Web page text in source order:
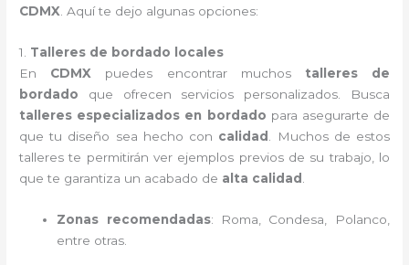
CDMX . Aquí te dejo algunas opciones:
1. Talleres de bordado locales
En CDMX puedes encontrar muchos talleres de
bordado que ofrecen servicios personalizados. Busca
talleres especializados en bordado para asegurarte de
que tu diseño sea hecho con calidad
. Muchos de estos
talleres te permitirán ver ejemplos previos de su trabajo, lo
que te garantiza un acabado de alta calidad
Zonas recomendadas: Roma, Condesa, Polanco,
entre otras.